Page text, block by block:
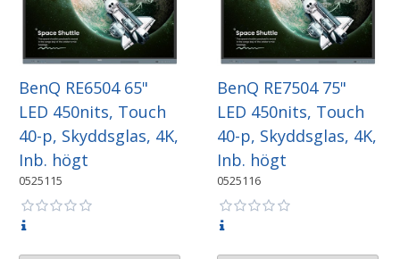
BenQ RE6504 65"
LED 450nits, Touch
40-p, Skyddsglas, 4K,
Inb. högt
0525115
BenQ RE7504 75"
LED 450nits, Touch
40-p, Skyddsglas, 4K,
Inb. högt
0525116